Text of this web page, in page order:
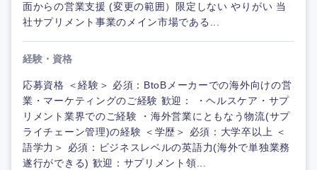
面からの営業支援 (変更の範囲）限定しない やりがい 当
社サプリメント事業のメイン市場である...
経験・資格
応募資格 ＜経験＞ 必須：BtoBメーカーでの海外向けの営
業・マーケティングのご経験 歓迎： ・ヘルスケア・サプ
リメント業界でのご経験 ・海外営業にともなう物流(サプ
ライチェーン管理)の経験 ＜学歴＞ 必須：大学卒以上 ＜
語学力＞ 必須：ビジネスレベルの英語力(海外で単独業務
遂行ができる) 歓迎：サプリメント領...